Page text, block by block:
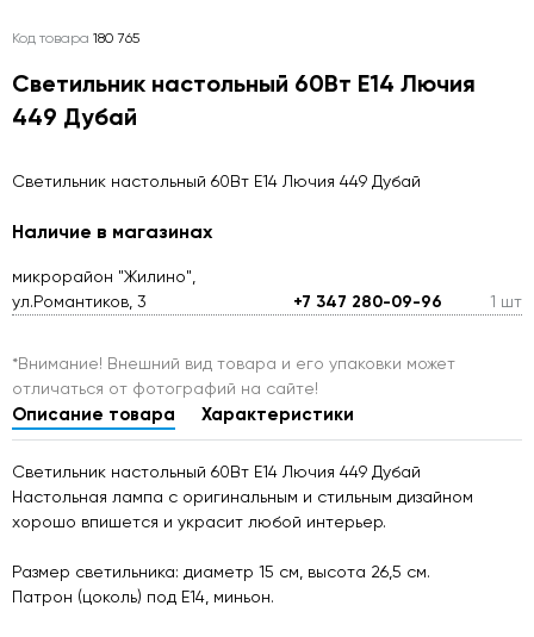
Код товара 180 765
Светильник настольный 60Вт E14 Лючия
449 Дубай
Светильник настольный 60Вт E14 Лючия 449 Дубай
Наличие в магазинах
микрорайон "Жилино",
ул.Романтиков, 3
+7 347 280-09-96 1 шт
*Внимание! Внешний вид товара и его упаковки может
отличаться от фотографий на сайте!
Описание товара Характеристики
Светильник настольный 60Вт E14 Лючия 449 Дубай
Настольная лампа с оригинальным и стильным дизайном
хорошо впишется и украсит любой интерьер.
Размер светильника: диаметр 15 см, высота 26,5 см.
Патрон (цоколь) под Е14, миньон.